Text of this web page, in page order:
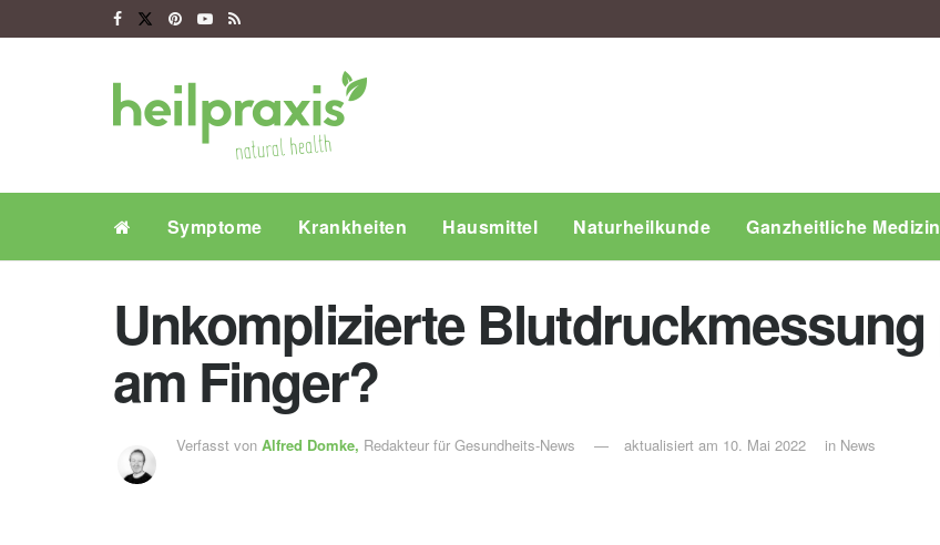
Symptome Krankheiten Hausmittel Naturheilkunde Ganzheitliche Medizin
Unkomplizierte
am Finger?
Verfasst von Alfred Domke, Redakteur für Gesundheits-News aktualisiert am 10. Mai 2022 in News